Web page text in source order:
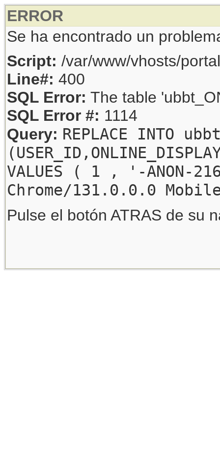
ERROR
Se ha encontrado un
Script: /var/www/vhosts/
Line#: 400
SQL Error: The table
SQL Error #: 1114
Query: REPLACE INTO
VALUES ( 1 , '-
Chrome/131.0.0.0
Pulse el botón ATRAS de su